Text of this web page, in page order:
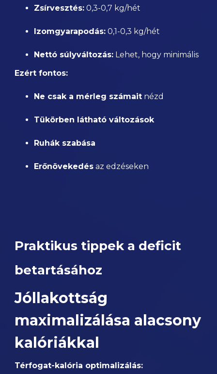
Zsírvesztés: 0,3-0,7 kg/hét
Izomgyarapodás: 0,1-0,3 kg/hét
Nettó súlyváltozás: Lehet, hogy minimális
Ezért fontos:
Ne csak a mérleg számait nézd
Tükörben látható változások
Ruhák szabása
Erőnövekedés az edzéseken
Praktikus tippek a deficit
betartásához
Jóllakottság
maximalizálása alacsony
kalóriákkal
Térfogat-kalória optimalizálás: